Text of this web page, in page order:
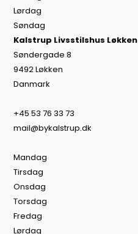
Lørdag
Søndag
Kalstrup Livsstilshus Løkken
Søndergade 8
9492 Løkken
Danmark
+45 53 76 33 73
mail@bykalstrup.dk
Mandag
Tirsdag
Onsdag
Torsdag
Fredag
Lørdag